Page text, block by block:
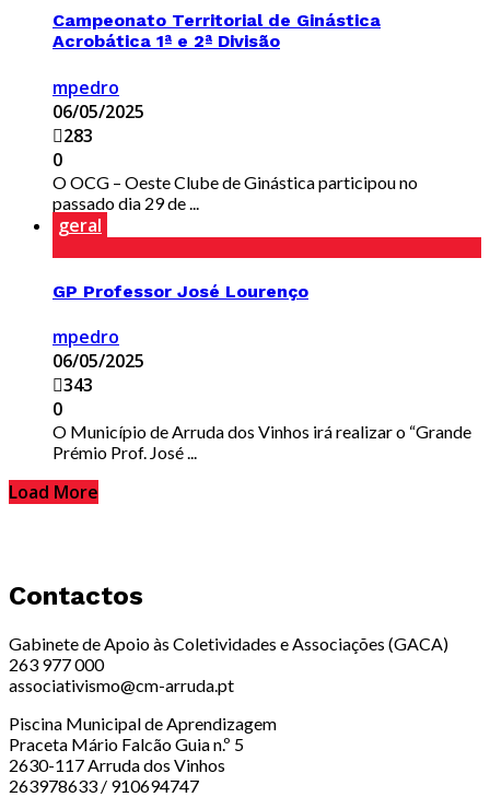
Campeonato Territorial de Ginástica
Acrobática 1ª e 2ª Divisão
mpedro
06/05/2025
283
0
O OCG – Oeste Clube de Ginástica participou no
passado dia 29 de ...
geral
GP Professor José Lourenço
mpedro
06/05/2025
343
0
O Município de Arruda dos Vinhos irá realizar o “Grande
Prémio Prof. José ...
Load More
Contactos
Gabinete de Apoio às Coletividades e Associações (GACA)
263 977 000
associativismo@cm-arruda.pt
Piscina Municipal de Aprendizagem
Praceta Mário Falcão Guia n.º 5
2630-117 Arruda dos Vinhos
263978633 / 910694747